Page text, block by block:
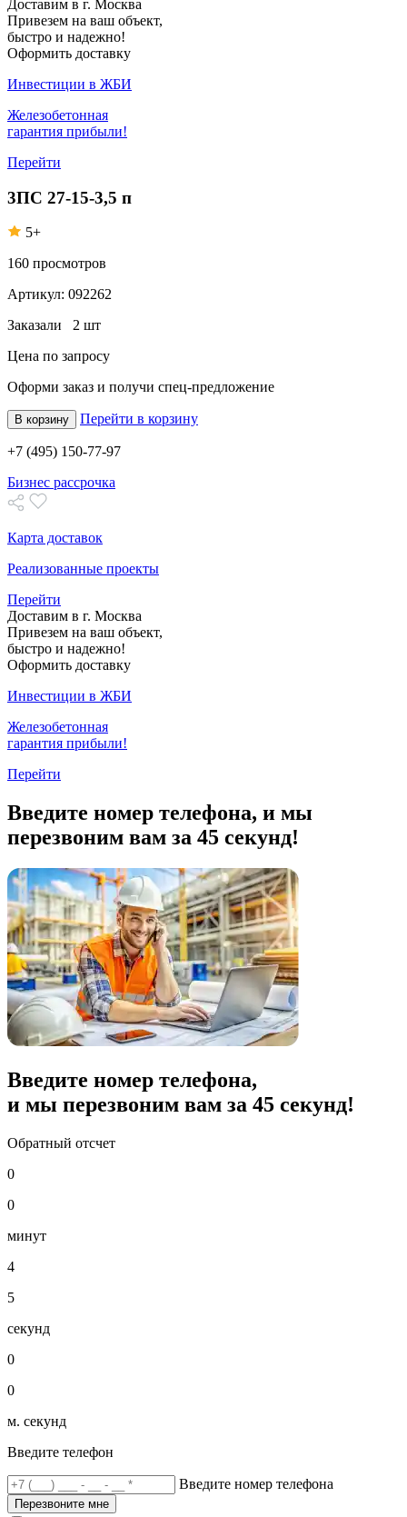
Доставим в г. Москва
Привезем на ваш объект,
быстро и надежно!
Оформить доставку
Инвестиции в ЖБИ
Железобетонная
гарантия прибыли!
Перейти
3ПС 27-15-3,5 п
5+
160 просмотров
Артикул: 092262
Заказали 2 шт
Цена по запросу
Оформи заказ и получи спец-предложение
В корзину Перейти в корзину
+7 (495) 150-77-97
Бизнес рассрочка
Карта доставок
Реализованные проекты
Перейти
Доставим в г. Москва
Привезем на ваш объект,
быстро и надежно!
Оформить доставку
Инвестиции в ЖБИ
Железобетонная
гарантия прибыли!
Перейти
Введите номер телефона, и мы
перезвоним вам за 45 секунд!
Введите номер телефона,
и мы перезвоним вам за 45 секунд!
Обратный отсчет
0
0
минут
4
5
секунд
0
0
м. секунд
Введите телефон
Введите номер телефона
Перезвоните мне